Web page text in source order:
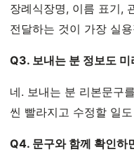
장례식장명, 이름 표기,
전달하는 것이 가장 실
Q3. 보내는 분 정보도
네. 보내는 분 리본문구
씬 빨라지고 수정할 일
Q4. 문구와 함께 확인하